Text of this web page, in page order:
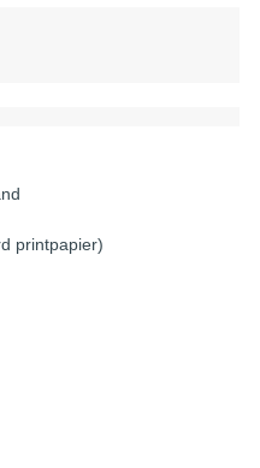
printpapier)